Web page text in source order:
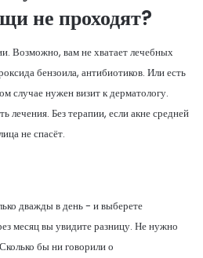
не проходят?
Возможно, вам не хватает лечебных
бензоила, антибиотиков. Или есть
случае нужен визит к дерматологу.
лечения. Без терапии, если акне средней
не спасёт.
дважды в день - и выберете
месяц вы увидите разницу. Не нужно
бы ни говорили о